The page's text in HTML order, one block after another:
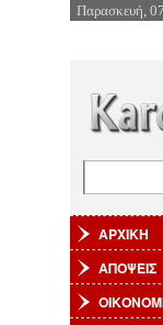
Παρασκευή,
ΑΡΧΙΚΗ
ΑΠΟΨΕΙΣ